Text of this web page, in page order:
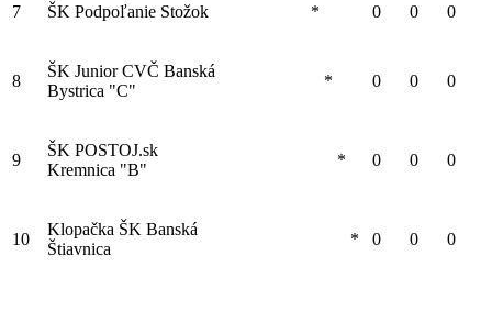
7 ŠK Podpoľanie Stožok * 0 0 0
8
ŠK Junior CVČ Banská
Bystrica "C"
* 0 0 0
9
ŠK POSTOJ.sk
Kremnica "B"
* 0 0 0
10
Klopačka ŠK Banská
Štiavnica
* 0 0 0